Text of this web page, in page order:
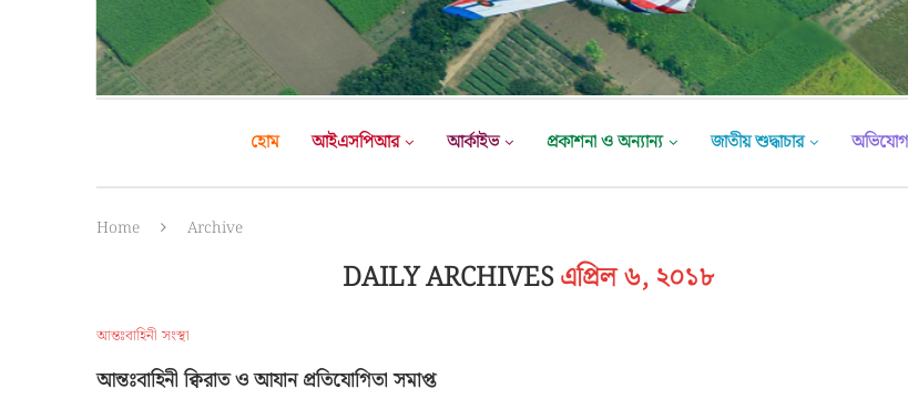
হোম আইএসপিআর আর্কাইভ প্রকাশনা ও অন্যান্য জাতীয় শুদ্ধাচার অভিযোগ
Home Archive
DAILY ARCHIVESএপ্রিল ৬, ২০১৮
আন্তঃবাহিনী সংস্থা
আন্তঃবাহিনী ক্বিরাত ও আযান প্রতিযোগিতা সমাপ্ত